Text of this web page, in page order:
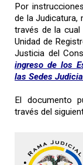
Por
de la Judicatura,
través de la
Unidad de
Justicia del
ingreso de los
las Sedes
El documento
través del